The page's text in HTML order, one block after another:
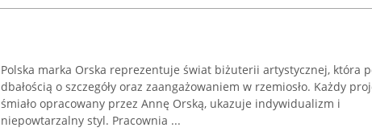
Polska marka Orska reprezentuje świat biżuterii artystycznej, która
dbałością o szczegóły oraz zaangażowaniem w rzemiosło. Każdy
śmiało opracowany przez Annę Orską, ukazuje indywidualizm i
niepowtarzalny styl. Pracownia ...